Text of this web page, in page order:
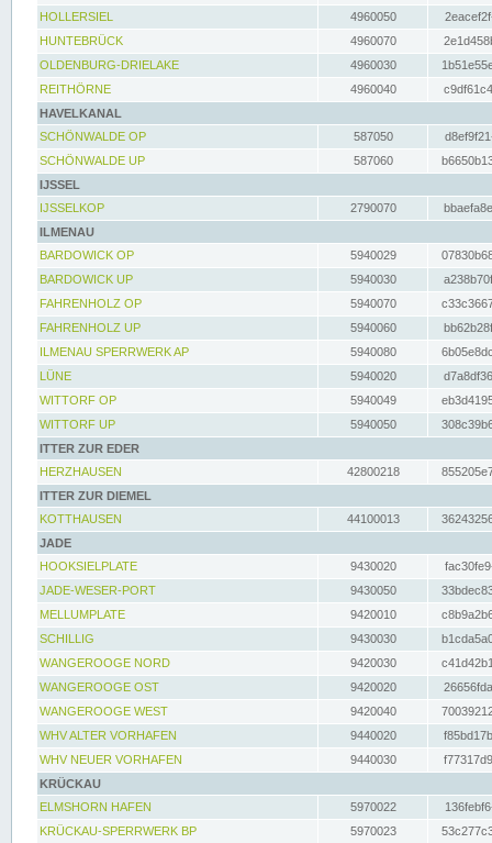
HOLLERSIEL
4960050
HUNTEBRÜCK
4960070
OLDENBURG-DRIELAKE
4960030
REITHÖRNE
4960040
HAVELKANAL
SCHÖNWALDE OP
587050
SCHÖNWALDE UP
587060
IJSSEL
IJSSELKOP
2790070
ILMENAU
BARDOWICK OP
5940029
BARDOWICK UP
5940030
FAHRENHOLZ OP
5940070
FAHRENHOLZ UP
5940060
ILMENAU SPERRWERK AP
5940080
LÜNE
5940020
WITTORF OP
5940049
WITTORF UP
5940050
ITTER ZUR EDER
HERZHAUSEN
42800218
ITTER ZUR DIEMEL
KOTTHAUSEN
44100013
JADE
HOOKSIELPLATE
9430020
JADE-WESER-PORT
9430050
MELLUMPLATE
9420010
SCHILLIG
9430030
WANGEROOGE NORD
9420030
WANGEROOGE OST
9420020
WANGEROOGE WEST
9420040
WHV ALTER VORHAFEN
9440020
WHV NEUER VORHAFEN
9440030
KRÜCKAU
ELMSHORN HAFEN
5970022
KRÜCKAU-SPERRWERK BP
5970023